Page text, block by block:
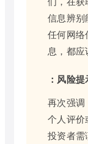
信息辨别
任何网络
息，都应
：风险
再次强调
个人评价
投资者需